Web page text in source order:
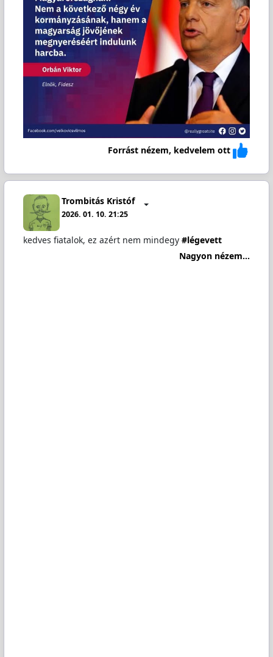
Forrást nézem, kedvelem ott
Trombitás Kristóf
2026. 01. 10. 21:25
kedves fiatalok, ez azért nem mindegy #légevett
Nagyon nézem...